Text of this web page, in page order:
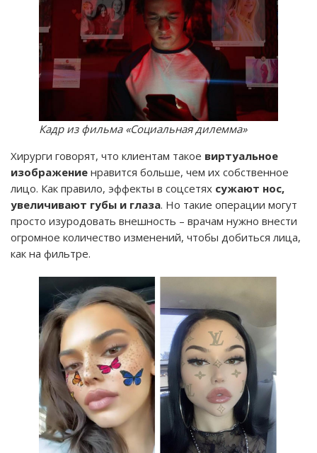
Кадр из фильма «Социальная дилемма»
Хирурги говорят, что клиентам такое виртуальное
изображение нравится больше, чем их собственное
лицо. Как правило, эффекты в соцсетях сужают нос,
увеличивают губы и глаза. Но такие операции могут
просто изуродовать внешность – врачам нужно внести
огромное количество изменений, чтобы добиться лица,
как на фильтре.